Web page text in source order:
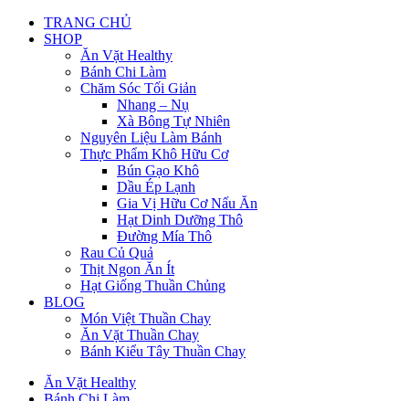
TRANG CHỦ
SHOP
Ăn Vặt Healthy
Bánh Chi Làm
Chăm Sóc Tối Giản
Nhang – Nụ
Xà Bông Tự Nhiên
Nguyên Liệu Làm Bánh
Thực Phẩm Khô Hữu Cơ
Bún Gạo Khô
Dầu Ép Lạnh
Gia Vị Hữu Cơ Nấu Ăn
Hạt Dinh Dưỡng Thô
Đường Mía Thô
Rau Củ Quả
Thịt Ngon Ăn Ít
Hạt Giống Thuần Chủng
BLOG
Món Việt Thuần Chay
Ăn Vặt Thuần Chay
Bánh Kiểu Tây Thuần Chay
Ăn Vặt Healthy